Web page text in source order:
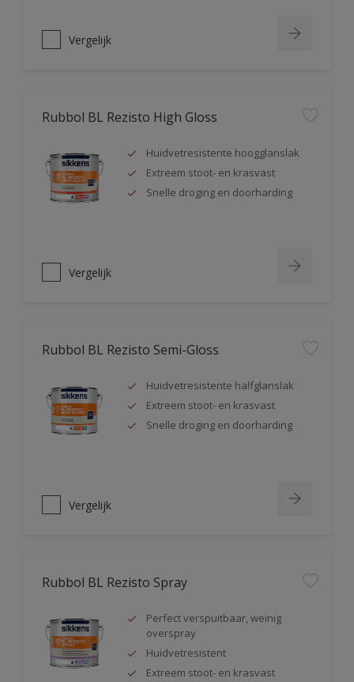
Vergelijk
Rubbol BL Rezisto High Gloss
Huidvetresistente hoogglanslak
Extreem stoot- en krasvast
Snelle droging en doorharding
Vergelijk
Rubbol BL Rezisto Semi-Gloss
Huidvetresistente halfglanslak
Extreem stoot- en krasvast
Snelle droging en doorharding
Vergelijk
Rubbol BL Rezisto Spray
Perfect verspuitbaar, weinig
overspray
Huidvetresistent
Extreem stoot- en krasvast